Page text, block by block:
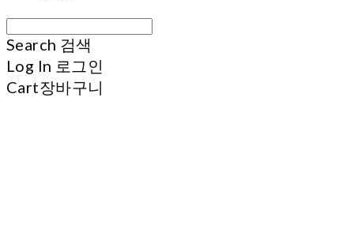
Search 검색
Log In 로그인
Cart장바구니